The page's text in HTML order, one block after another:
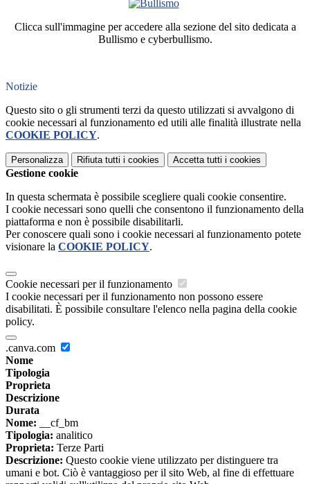
Clicca sull'immagine per accedere alla sezione del sito dedicata a
Bullismo e cyberbullismo.
Notizie
Questo sito o gli strumenti terzi da questo utilizzati si avvalgono di
cookie necessari al funzionamento ed utili alle finalità illustrate nella
COOKIE POLICY.
Personalizza Rifiuta tutti i cookies Accetta tutti i cookies
Gestione cookie
In questa schermata è possibile scegliere quali cookie consentire.
I cookie necessari sono quelli che consentono il funzionamento della
piattaforma e non è possibile disabilitarli.
Per conoscere quali sono i cookie necessari al funzionamento potete
visionare la COOKIE POLICY.
Cookie necessari per il funzionamento
I cookie necessari per il funzionamento non possono essere
disabilitati. È possibile consultare l'elenco nella pagina della cookie
policy.
.canva.com
Nome
Tipologia
Proprieta
Descrizione
Durata
Nome: __cf_bm
Tipologia: analitico
Proprieta: Terze Parti
Descrizione: Questo cookie viene utilizzato per distinguere tra
umani e bot. Ciò è vantaggioso per il sito Web, al fine di effettuare